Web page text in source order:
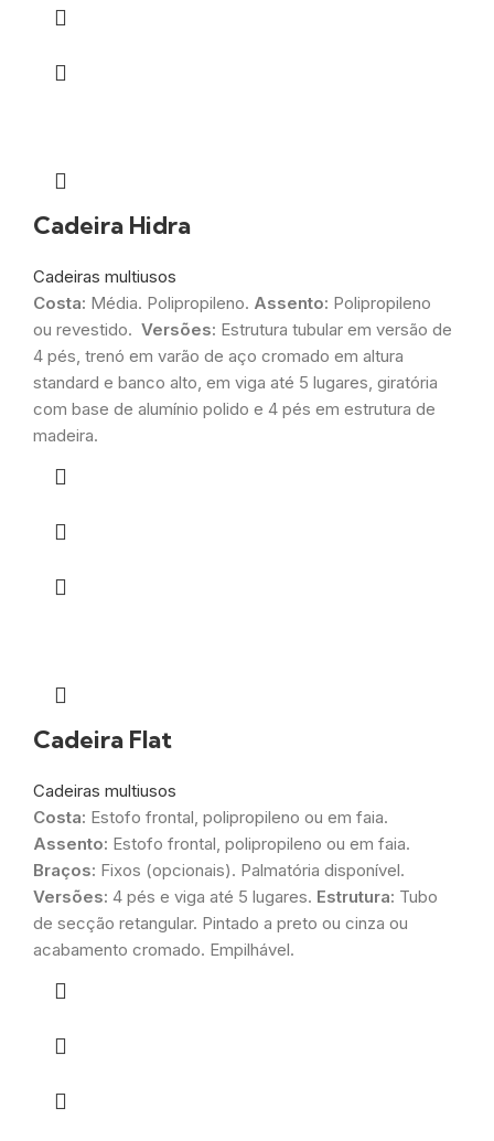
Cadeira Hidra
Cadeiras multiusos
Costa: Média. Polipropileno. Assento: Polipropileno
ou revestido. Versões: Estrutura tubular em versão de
4 pés, trenó em varão de aço cromado em altura
standard e banco alto, em viga até 5 lugares, giratória
com base de alumínio polido e 4 pés em estrutura de
madeira.
Cadeira Flat
Cadeiras multiusos
Costa: Estofo frontal, polipropileno ou em faia.
Assento: Estofo frontal, polipropileno ou em faia.
Braços: Fixos (opcionais). Palmatória disponível.
Versões: 4 pés e viga até 5 lugares. Estrutura: Tubo
de secção retangular. Pintado a preto ou cinza ou
acabamento cromado. Empilhável.